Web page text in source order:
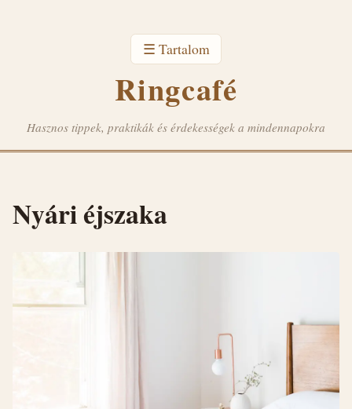
☰ Tartalom
Ringcafé
Hasznos tippek, praktikák és érdekességek a mindennapokra
Nyári éjszaka